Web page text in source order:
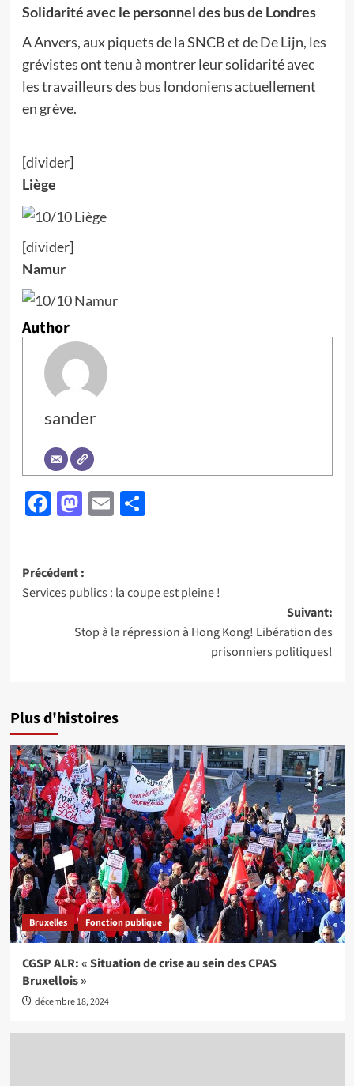
Solidarité avec le personnel des bus de Londres
A Anvers, aux piquets de la SNCB et de De Lijn, les
grévistes ont tenu à montrer leur solidarité avec
les travailleurs des bus londoniens actuellement
en grève.
[divider]
Liège
[divider]
Namur
Author
sander
Facebook
Mastodon
EmailPartager
Navigation
d’article
Précédent :
Services publics : la coupe est pleine !
Suivant:
Stop à la répression à Hong Kong! Libération des
prisonniers politiques!
Plus d'histoires
Bruxelles Fonction publique
CGSP ALR: « Situation de crise au sein des CPAS
Bruxellois »
décembre 18, 2024